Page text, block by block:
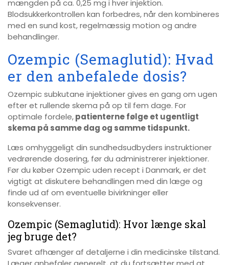
mængden på ca. 0,25 mg i hver injektion.
Blodsukkerkontrollen kan forbedres, når den kombineres
med en sund kost, regelmæssig motion og andre
behandlinger.
Ozempic (Semaglutid): Hvad
er den anbefalede dosis?
Ozempic subkutane injektioner gives en gang om ugen
efter et rullende skema på op til fem dage. For
optimale fordele,patienterne følge et ugentligt
skema på samme dag og samme tidspunkt.
Læs omhyggeligt din sundhedsudbyders instruktioner
vedrørende dosering, før du administrerer injektioner.
Før du køber Ozempic uden recept i Danmark, er det
vigtigt at diskutere behandlingen med din læge og
finde ud af om eventuelle bivirkninger eller
konsekvenser.
Ozempic (Semaglutid): Hvor længe skal
jeg bruge det?
Svaret afhænger af detaljerne i din medicinske tilstand.